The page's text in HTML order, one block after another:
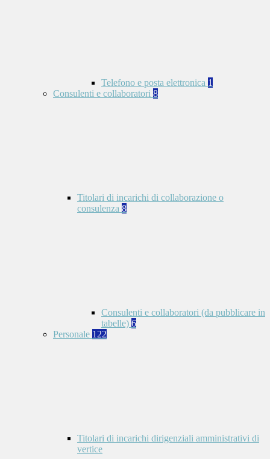
Telefono e posta elettronica 1
Consulenti e collaboratori 8
Titolari di incarichi di collaborazione o
consulenza 8
Consulenti e collaboratori (da pubblicare in
tabelle) 6
Personale 122
Titolari di incarichi dirigenziali amministrativi di
vertice